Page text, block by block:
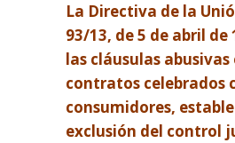
La Directiva de la
93/13, de 5 de abril de
las cláusulas abusivas
contratos celebrados
consumidores,
exclusión del control